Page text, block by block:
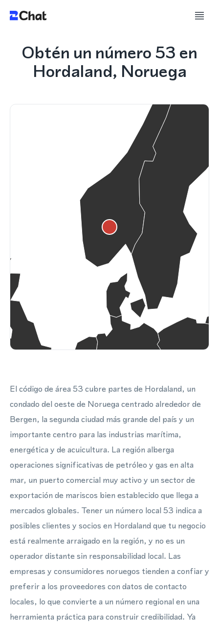
Obtén un número 53 en
Hordaland, Noruega
El código de área 53 cubre partes de Hordaland, un
condado del oeste de Noruega centrado alrededor de
Bergen, la segunda ciudad más grande del país y un
importante centro para las industrias marítima,
energética y de acuicultura. La región alberga
operaciones significativas de petróleo y gas en alta
mar, un puerto comercial muy activo y un sector de
exportación de mariscos bien establecido que llega a
mercados globales. Tener un número local 53 indica a
posibles clientes y socios en Hordaland que tu negocio
está realmente arraigado en la región, y no es un
operador distante sin responsabilidad local. Las
empresas y consumidores noruegos tienden a confiar y
preferir a los proveedores con datos de contacto
locales, lo que convierte a un número regional en una
herramienta práctica para construir credibilidad. Ya